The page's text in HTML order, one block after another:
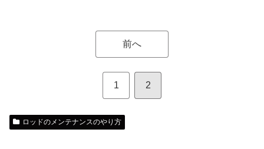
前へ
1 2
ロッドのメンテナンスのやり方